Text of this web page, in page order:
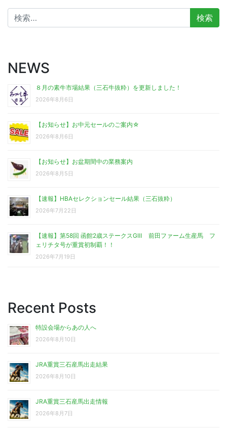
検
索:
NEWS
８月の素牛市場結果（三石牛抜粋）を更新しました！
2026年8月6日
【お知らせ】お中元セールのご案内☆
2026年8月6日
【お知らせ】お盆期間中の業務案内
2026年8月5日
【速報】HBAセレクションセール結果（三石抜粋）
2026年7月22日
【速報】第58回 函館2歳ステークスGⅢ 前田ファーム生産馬 フ
ェリチタ号が重賞初制覇！！
2026年7月19日
Recent Posts
特設会場からあの人へ
2026年8月10日
JRA重賞三石産馬出走結果
2026年8月10日
JRA重賞三石産馬出走情報
2026年8月7日